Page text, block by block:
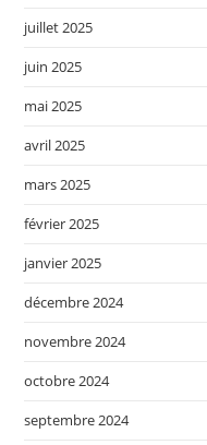
juillet 2025
juin 2025
mai 2025
avril 2025
mars 2025
février 2025
janvier 2025
décembre 2024
novembre 2024
octobre 2024
septembre 2024